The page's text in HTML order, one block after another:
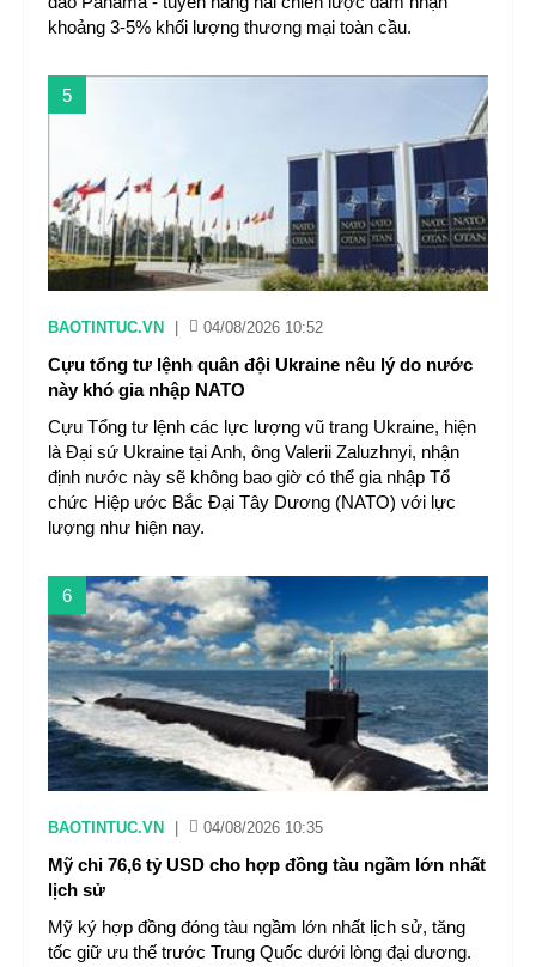
khoảng 3-5% khối lượng thương mại toàn cầu.
5
BAOTINTUC.VN 04/08/2026 10:52
Cựu tổng tư lệnh quân đội Ukraine nêu lý do nước
này khó gia nhập NATO
Cựu Tổng tư lệnh các lực lượng vũ trang Ukraine, hiện
là Đại sứ Ukraine tại Anh, ông Valerii Zaluzhnyi, nhận
định nước này sẽ không bao giờ có thể gia nhập Tổ
chức Hiệp ước Bắc Đại Tây Dương (NATO) với lực
lượng như hiện nay.
6
BAOTINTUC.VN 04/08/2026 10:35
Mỹ chi 76,6 tỷ USD cho hợp đồng tàu ngầm lớn nhất
lịch sử
Mỹ ký hợp đồng đóng tàu ngầm lớn nhất lịch sử, tăng
tốc giữ ưu thế trước Trung Quốc dưới lòng đại dương.